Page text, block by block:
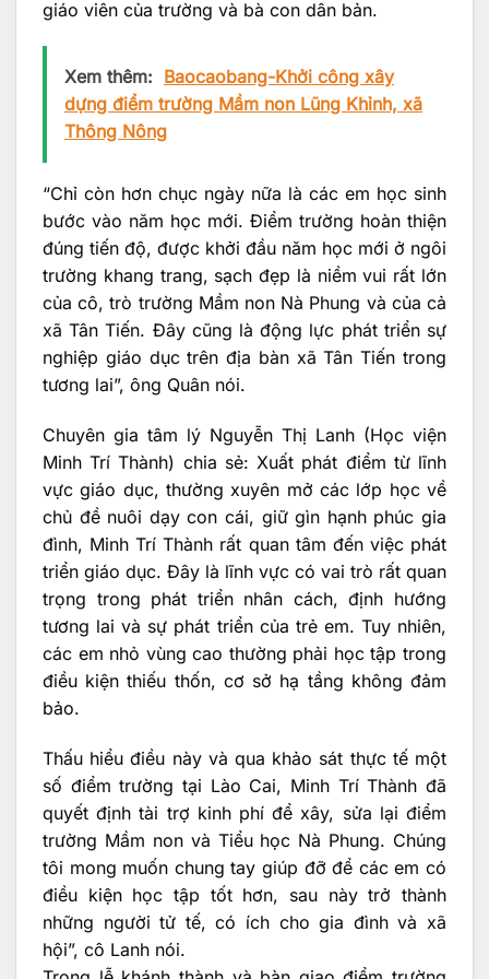
giáo viên của trường và bà con dân bản.
Xem thêm: Baocaobang-Khởi công xây
dựng điểm trường Mầm non Lũng Khỉnh, xã
Thông Nông
“Chỉ còn hơn chục ngày nữa là các em học sinh
bước vào năm học mới. Điểm trường hoàn thiện
đúng tiến độ, được khởi đầu năm học mới ở ngôi
trường khang trang, sạch đẹp là niềm vui rất lớn
của cô, trò trường Mầm non Nà Phung và của cả
xã Tân Tiến. Đây cũng là động lực phát triển sự
nghiệp giáo dục trên địa bàn xã Tân Tiến trong
tương lai”, ông Quân nói.
Chuyên gia tâm lý Nguyễn Thị Lanh (Học viện
Minh Trí Thành) chia sẻ: Xuất phát điểm từ lĩnh
vực giáo dục, thường xuyên mở các lớp học về
chủ đề nuôi dạy con cái, giữ gìn hạnh phúc gia
đình, Minh Trí Thành rất quan tâm đến việc phát
triển giáo dục. Đây là lĩnh vực có vai trò rất quan
trọng trong phát triển nhân cách, định hướng
tương lai và sự phát triển của trẻ em. Tuy nhiên,
các em nhỏ vùng cao thường phải học tập trong
điều kiện thiếu thốn, cơ sở hạ tầng không đảm
bảo.
Thấu hiểu điều này và qua khảo sát thực tế một
số điểm trường tại Lào Cai, Minh Trí Thành đã
quyết định tài trợ kinh phí để xây, sửa lại điểm
trường Mầm non và Tiểu học Nà Phung. Chúng
tôi mong muốn chung tay giúp đỡ để các em có
điều kiện học tập tốt hơn, sau này trở thành
những người tử tế, có ích cho gia đình và xã
hội”, cô Lanh nói.